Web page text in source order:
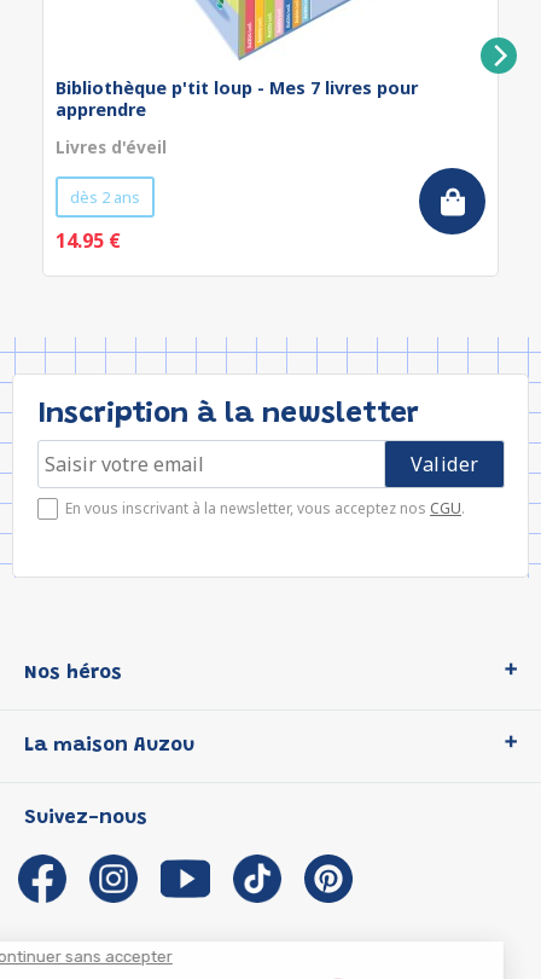
Continuer sans accepter
Bibliothèque p'tit loup - Mes 7 livres pour
apprendre
Livres d'éveil
dès 2 ans
14.95 €
Inscription à la newsletter
En vous inscrivant à la newsletter, vous acceptez nos CGU.
Nos héros
P'tit Loup
Les Influenceuses
Migali
Petite Taupe
Ma Boîte à Héros
La maison Auzou
Notre histoire
Auzou s'engage
Auteurs et illustrateurs Auzou
Nous contacter
Suivez-nous